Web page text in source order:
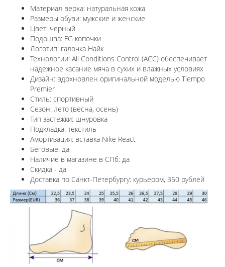
Материал верха: натуральная кожа
Размеры обуви: мужские и женские
Цвет: черный
Подошва: FG копочки
Логотип: галочка Найк
Технологии: All Conditions Control (ACC) обеспечивает
надежное касание мяча в сухих и влажных условиях
Дизайн: вдохновлен оригинальной моделью Tiempo
Premier
Стиль: спортивный
Сезон: лето (весна, осень)
Тип застежки: шнуровка
Подкладка: текстиль
Амортизация: вставка Nike React
Беговые: да
Наличие в магазине в СПб: да
Скидка - да
Доставка по Санкт-Петербургу: курьером, 350 рублей